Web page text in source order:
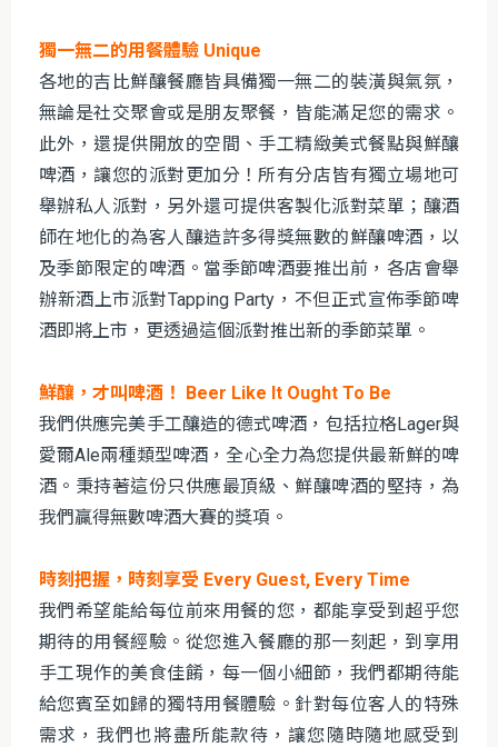
獨一無二的用餐體驗 Unique
各地的吉比鮮釀餐廳皆具備獨一無二的裝潢與氣氛，
無論是社交聚會或是朋友聚餐，皆能滿足您的需求。
此外，還提供開放的空間、手工精緻美式餐點與鮮釀
啤酒，讓您的派對更加分！所有分店皆有獨立場地可
舉辦私人派對，另外還可提供客製化派對菜單；釀酒
師在地化的為客人釀造許多得獎無數的鮮釀啤酒，以
及季節限定的啤酒。當季節啤酒要推出前，各店會舉
辦新酒上市派對Tapping Party，不但正式宣佈季節啤
酒即將上市，更透過這個派對推出新的季節菜單。
鮮釀，才叫啤酒！ Beer Like It Ought To Be
我們供應完美手工釀造的德式啤酒，包括拉格Lager與
愛爾Ale兩種類型啤酒，全心全力為您提供最新鮮的啤
酒。秉持著這份只供應最頂級、鮮釀啤酒的堅持，為
我們贏得無數啤酒大賽的獎項。
時刻把握，時刻享受 Every Guest, Every Time
我們希望能給每位前來用餐的您，都能享受到超乎您
期待的用餐經驗。從您進入餐廳的那一刻起，到享用
手工現作的美食佳餚，每一個小細節，我們都期待能
給您賓至如歸的獨特用餐體驗。針對每位客人的特殊
需求，我們也將盡所能款待，讓您隨時隨地感受到